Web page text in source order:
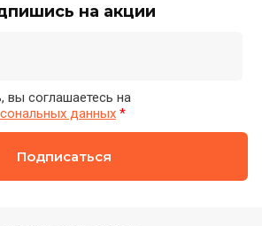
на акции
вы соглашаетесь на
данных *
Подписаться